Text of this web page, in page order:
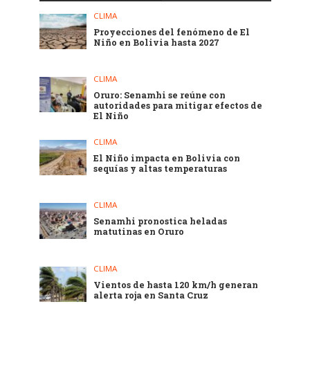
CLIMA
Proyecciones del fenómeno de El
Niño en Bolivia hasta 2027
CLIMA
Oruro: Senamhi se reúne con
autoridades para mitigar efectos de
El Niño
CLIMA
El Niño impacta en Bolivia con
sequías y altas temperaturas
CLIMA
Senamhi pronostica heladas
matutinas en Oruro
CLIMA
Vientos de hasta 120 km/h generan
alerta roja en Santa Cruz